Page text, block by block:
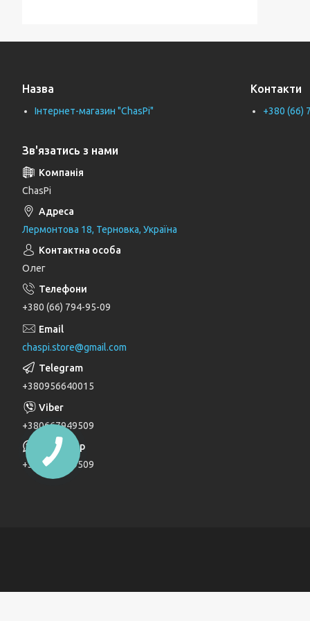
Труби каналізаційні
Унітази
Циркуляційні насоси
Генератори
Шлангові під'єднання та перемикаючі
вентилі
Тримачі, кронштейни та штанги для
душу
Лійки для душу
Душові комплекти
Трапи
Паяльники для пластикових труб
Дзеркала
Дитячі ліжечка
Кухонні модулі
Назва
Інтернет-магазин "ChasPi"
Контакти
+380 (66)
Зв'язатись з нами
ChasPi
Лермонтова 18, Терновка, Україна
Олег
+380 (66) 794-95-09
chaspi.store@gmail.com
+380956640015
+380667949509
+380667949509